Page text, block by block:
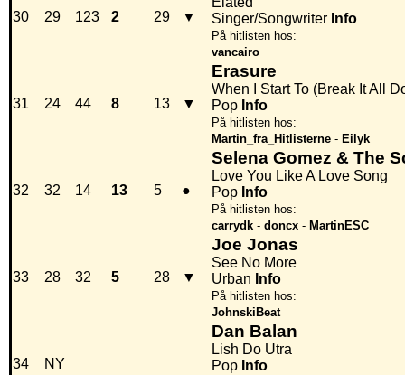
30 29 123 2 29 ▼
Singer/Songwriter Info
På hitlisten hos:
vancairo
31 24 44 8 13 ▼
Erasure
When I Start To (Break It All
Pop Info
På hitlisten hos:
Martin_fra_Hitlisterne - Eilyk
32 32 14 13 5 ●
Selena Gomez & The
Love You Like A Love Song
Pop Info
På hitlisten hos:
carrydk - doncx - MartinESC
33 28 32 5 28 ▼
Joe Jonas
See No More
Urban Info
På hitlisten hos:
JohnskiBeat
34 NY
Dan Balan
Lish Do Utra
Pop Info